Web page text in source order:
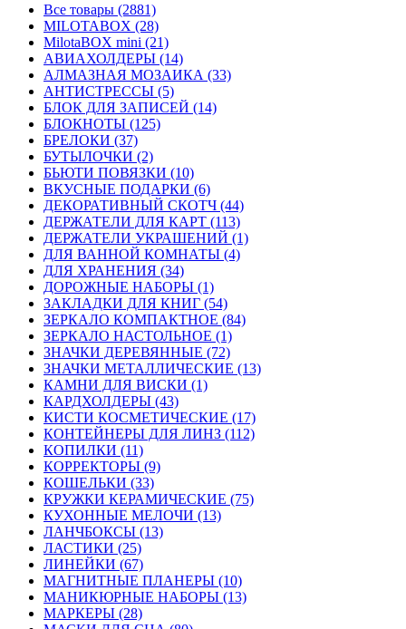
Все товары (2881)
MILOTABOX (28)
MilotaBOX mini (21)
АВИАХОЛДЕРЫ (14)
АЛМАЗНАЯ МОЗАИКА (33)
АНТИСТРЕССЫ (5)
БЛОК ДЛЯ ЗАПИСЕЙ (14)
БЛОКНОТЫ (125)
БРЕЛОКИ (37)
БУТЫЛОЧКИ (2)
БЬЮТИ ПОВЯЗКИ (10)
ВКУСНЫЕ ПОДАРКИ (6)
ДЕКОРАТИВНЫЙ СКОТЧ (44)
ДЕРЖАТЕЛИ ДЛЯ КАРТ (113)
ДЕРЖАТЕЛИ УКРАШЕНИЙ (1)
ДЛЯ ВАННОЙ КОМНАТЫ (4)
ДЛЯ ХРАНЕНИЯ (34)
ДОРОЖНЫЕ НАБОРЫ (1)
ЗАКЛАДКИ ДЛЯ КНИГ (54)
ЗЕРКАЛО КОМПАКТНОЕ (84)
ЗЕРКАЛО НАСТОЛЬНОЕ (1)
ЗНАЧКИ ДЕРЕВЯННЫЕ (72)
ЗНАЧКИ МЕТАЛЛИЧЕСКИЕ (13)
КАМНИ ДЛЯ ВИСКИ (1)
КАРДХОЛДЕРЫ (43)
КИСТИ КОСМЕТИЧЕСКИЕ (17)
КОНТЕЙНЕРЫ ДЛЯ ЛИНЗ (112)
КОПИЛКИ (11)
КОРРЕКТОРЫ (9)
КОШЕЛЬКИ (33)
КРУЖКИ КЕРАМИЧЕСКИЕ (75)
КУХОННЫЕ МЕЛОЧИ (13)
ЛАНЧБОКСЫ (13)
ЛАСТИКИ (25)
ЛИНЕЙКИ (67)
МАГНИТНЫЕ ПЛАНЕРЫ (10)
МАНИКЮРНЫЕ НАБОРЫ (13)
МАРКЕРЫ (28)